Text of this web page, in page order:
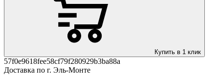
Купить в 1 клик
57f0e9618fee58cf79f280929b3ba88a
Доставка по г. Эль-Монте